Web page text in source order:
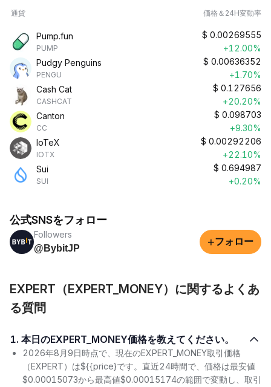
通貨 価格＆24H変動率
Pump.fun
PUMP
$ 0.00269555
+12.00%
Pudgy Penguins
PENGU
$ 0.00636352
+1.70%
Cash Cat
CASHCAT
$ 0.127656
+20.20%
Canton
CC
$ 0.098703
+9.30%
IoTeX
IOTX
$ 0.00292206
+22.10%
Sui
SUI
$ 0.694987
+0.20%
公式SNSをフォロー
Followers
@BybitJP
+フォロー
EXPERT（EXPERT_MONEY）に関するよくあ
る質問
1. 本日のEXPERT_MONEY価格を教えてください。
2026年8月9日時点で、現在のEXPERT_MONEY取引価格
（EXPERT）は${{price}です。直近24時間で、価格は最安値
$0.00015073から最高値$0.00015174の範囲で変動し、取引